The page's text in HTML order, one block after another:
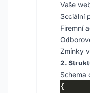
Vaše
Sociální
Firemní
Zmínky
2.
Schema